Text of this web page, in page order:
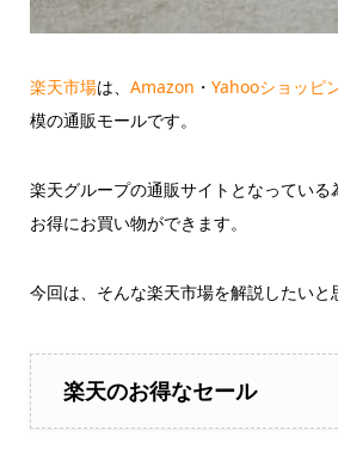
楽天市場は、 Amazon ・ Yahooショッピ
模の通販モールです。
楽天グループの通販サイトとなっている
お得にお買い物ができます。
今回は、そんな楽天市場を解説したいと
楽天のお得なセール